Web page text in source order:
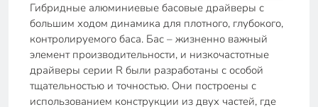
Гибридные алюминиевые басовые драйверы с
большим ходом динамика для плотного, глубокого,
контролируемого баса. Бас – жизненно важный
элемент производительности, и низкочастотные
драйверы серии R были разработаны с особой
тщательностью и точностью. Они построены с
использованием конструкции из двух частей, где